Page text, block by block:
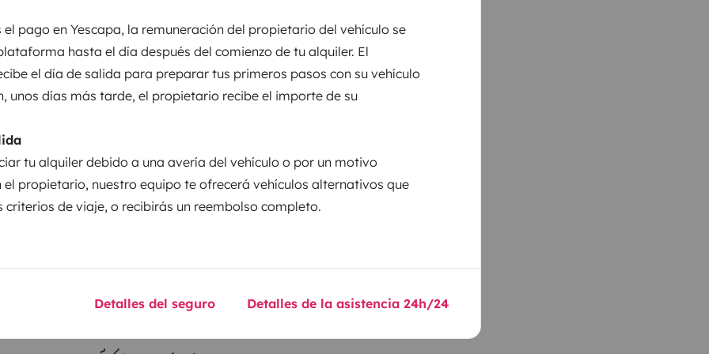
el pago en Yescapa, la remuneración del propietario del vehículo se
hasta el día después del comienzo de tu alquiler. El
el día de salida para preparar tus primeros pasos con su vehículo
unos días más tarde, el propietario recibe el importe de su
tu alquiler debido a una avería del vehículo o por un motivo
el propietario, nuestro equipo te ofrecerá vehículos alternativos que
criterios de viaje, o recibirás un reembolso completo.
Detalles del seguro Detalles de la asistencia 24h/24
90 Euro pro Tag An-
ist Vollkasko sowie
pro Schadensfall, diese
(gegen Quittung) oder per
Rückgabe des
pro Tag inklusive, darüber
€ für eine vollständige
und einen gefüllten
25 Jahre. Bei Abholung: • Das
kostenlos bei uns geparkt
(innen) für euch
• Bitte gebt das
folgenden Mieter auch
gerne kontaktieren
130 ch.
Puesta en circulación:
2012
Altura
Carnet de conducir